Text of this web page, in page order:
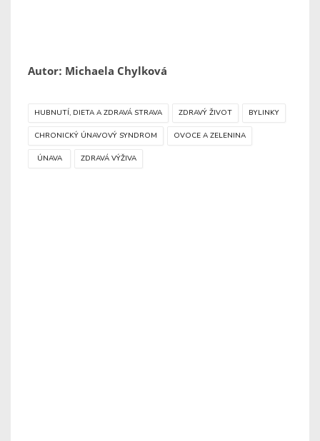
Autor: Michaela Chylková
HUBNUTÍ, DIETA A ZDRAVÁ STRAVA ZDRAVÝ ŽIVOT BYLINKY
CHRONICKÝ ÚNAVOVÝ SYNDROM OVOCE A ZELENINA
ÚNAVA ZDRAVÁ VÝŽIVA